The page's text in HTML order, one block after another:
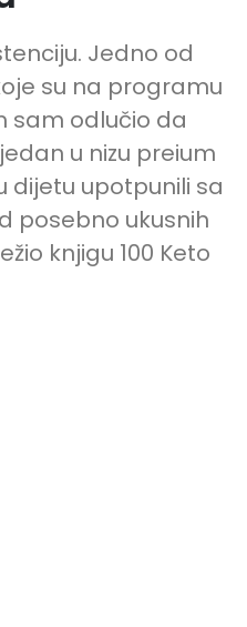
Jedno od
su na programu
sam odlučio da
u nizu preium
dijetu upotpunili sa
posebno ukusnih
knjigu 100 Keto